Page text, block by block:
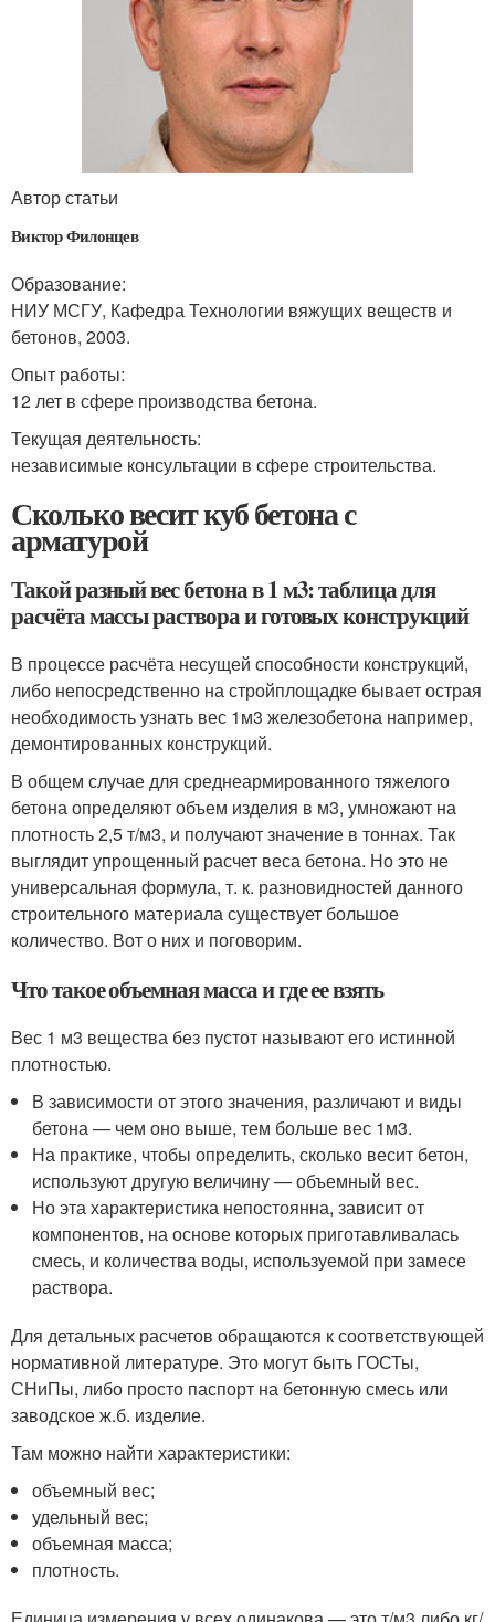
Автор статьи
Виктор Филонцев
Образование:
НИУ МСГУ, Кафедра Технологии вяжущих веществ и
бетонов, 2003.
Опыт работы:
12 лет в сфере производства бетона.
Текущая деятельность:
независимые консультации в сфере строительства.
Сколько весит куб бетона с
арматурой
Такой разный вес бетона в 1 м3: таблица для
расчёта массы раствора и готовых конструкций
В процессе расчёта несущей способности конструкций,
либо непосредственно на стройплощадке бывает острая
необходимость узнать вес 1м3 железобетона например,
демонтированных конструкций.
В общем случае для среднеармированного тяжелого
бетона определяют объем изделия в м3, умножают на
плотность 2,5 т/м3, и получают значение в тоннах. Так
выглядит упрощенный расчет веса бетона. Но это не
универсальная формула, т. к. разновидностей данного
строительного материала существует большое
количество. Вот о них и поговорим.
Что такое объемная масса и где ее взять
Вес 1 м3 вещества без пустот называют его истинной
плотностью.
В зависимости от этого значения, различают и виды
бетона — чем оно выше, тем больше вес 1м3.
На практике, чтобы определить, сколько весит бетон,
используют другую величину — объемный вес.
Но эта характеристика непостоянна, зависит от
компонентов, на основе которых приготавливалась
смесь, и количества воды, используемой при замесе
раствора.
Для детальных расчетов обращаются к соответствующей
нормативной литературе. Это могут быть ГОСТы,
СНиПы, либо просто паспорт на бетонную смесь или
заводское ж.б. изделие.
Там можно найти характеристики:
объемный вес;
удельный вес;
объемная масса;
плотность.